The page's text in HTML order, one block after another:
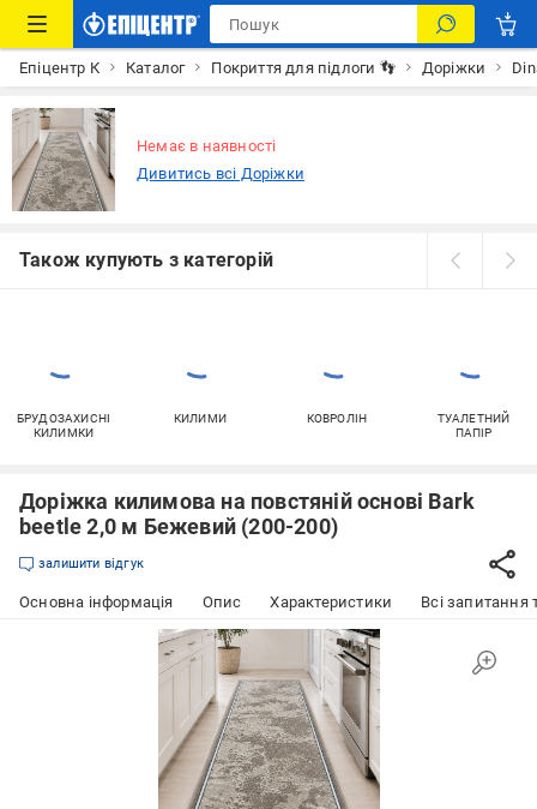
Епіцентр К Каталог Покриття для підлоги 👣 Доріжки
Немає в наявності
Дивитись всі Доріжки
Також купують з категорій
БРУДОЗАХИСНІ
КИЛИМКИ
КИЛИМИ КОВРОЛІН
ТУАЛЕТНИЙ
ПАПІР
Доріжка килимова на повстяній основі Bark
beetle 2,0 м Бежевий (200-200)
залишити відгук
Основна інформація Опис Характеристики Всі запитання